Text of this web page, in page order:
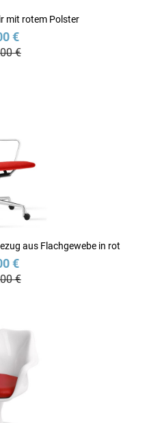
mit rotem Polster
€
€
aus Flachgewebe in rot
€
€